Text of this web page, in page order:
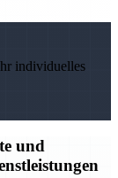
individuelles
und